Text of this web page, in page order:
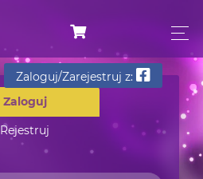
Zaloguj
Rejestruj
Zaloguj/Zarejestruj z: